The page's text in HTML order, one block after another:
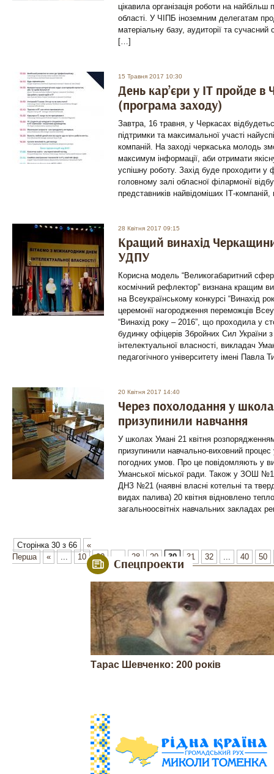
цікавила організація роботи на найбільш
області. У ЧІПБ іноземним делегатам
матеріальну базу, аудиторії та
[…]
15 Травня 2017 10:30
День кар’єри у ІТ пройде в
(програма заходу)
Завтра, 16 травня, у Черкасах
підтримки та максимальної участі
компаній. На заході черкаська молодь
максимум інформації, аби отримати
успішну роботу. Захід буде проходити у
головному залі обласної філармонії
представників найвідоміших ІТ-
28 Квітня 2017 09:15
Кращий винахід Черкащини
УДПУ
Корисна модель “Великогабаритний
космічний рефлектор” визнана кращим
на Всеукраїнському конкурсі “Винахід
церемонії нагородження переможців
“Винахід року – 2016”, що проходила у
будинку офіцерів Збройних Сил України
інтелектуальної власності, викладач
педагогічного університету імені
20 Квітня 2017 14:40
Через похолодання у
призупинили навчання
У школах Умані 21 квітня
призупинили навчально-виховний процес
погодних умов. Про це повідомляють у
Уманської міської ради. Також у ЗОШ
ДНЗ №21 (наявні власні котельні та
видах палива) 20 квітня відновлено
загальноосвітніх навчальних закладах
Сторінка 30 з 66
«
Перша
« ... 10 20 28 29 30 31 32 ... 40 50
Спецпроекти
Тарас Шевченко: 200 років